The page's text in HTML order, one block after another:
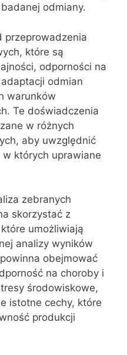
odmiany.
przeprowadzenia
które są
odporności na
odmian
warunków
Te doświadczenia
w różnych
aby uwzględnić
których uprawiane
zebranych
skorzystać z
umożliwiają
analizy wyników
obejmować
na choroby i
środowiskowe,
istotne cechy, które
produkcji